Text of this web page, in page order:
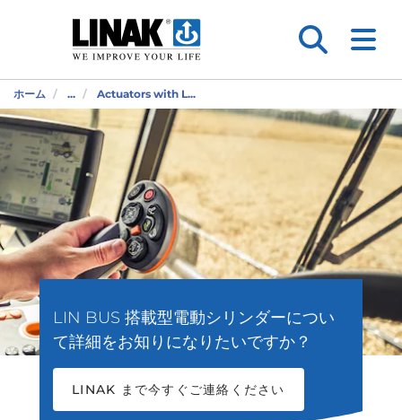
ホーム ... Actuators with L...
LIN BUS 搭載型電動シリンダーについ
て詳細をお知りになりたいですか？
LINAK まで今すぐご連絡ください